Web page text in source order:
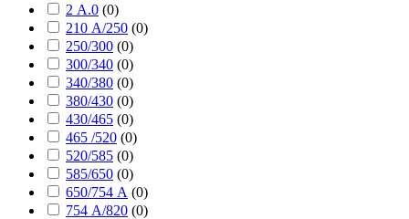
2 А.0 (0)
210 А/250 (0)
250/300 (0)
300/340 (0)
340/380 (0)
380/430 (0)
430/465 (0)
465 /520 (0)
520/585 (0)
585/650 (0)
650/754 А (0)
754 А/820 (0)